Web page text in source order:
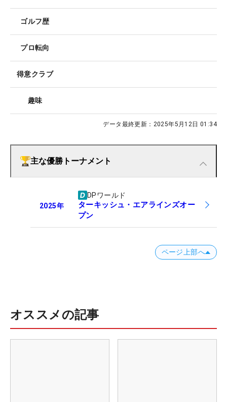
ゴルフ歴
プロ転向
得意クラブ
趣味
データ最終更新： 2025年5月12日 01:34
主な優勝トーナメント
2025年
DPワールド
ターキッシュ・エアラインズオー
プン
ページ上部へ
オススメの記事